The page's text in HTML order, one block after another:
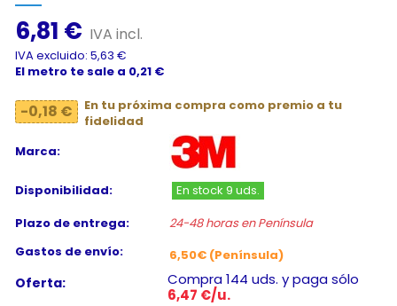
6,81 € IVA incl.
IVA excluido: 5,63 €
El metro te sale a 0,21 €
-0,18 €
En tu próxima compra como premio a tu
fidelidad
Marca:
Disponibilidad:
En stock 9 uds.
Plazo de entrega:
24-48 horas en Península
Gastos de envío:
6,50€ (Península)
Oferta:
Compra 144 uds. y paga sólo
6,47 €/u.